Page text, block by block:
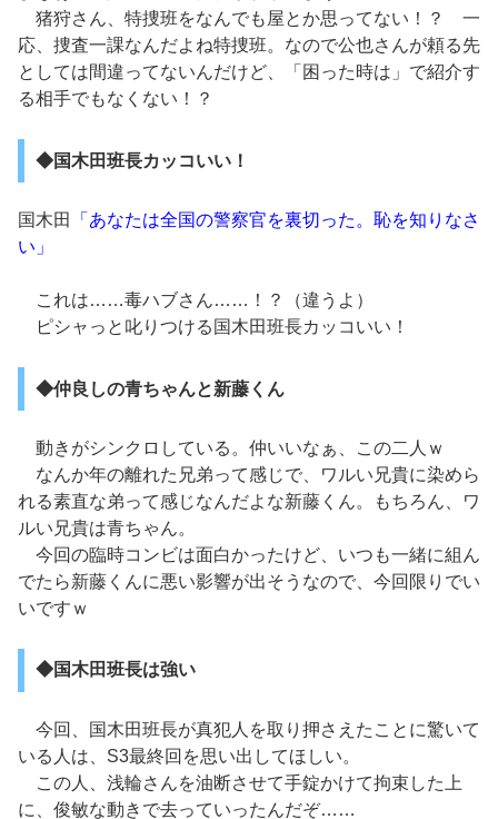
猪狩さん、特捜班をなんでも屋とか思ってない！？ 一
応、捜査一課なんだよね特捜班。なので公也さんが頼る先
としては間違ってないんだけど、「困った時は」で紹介す
る相手でもなくない！？
◆国木田班長カッコいい！
国木田
「あなたは全国の警察官を裏切った。恥を知りなさ
い」
これは……毒ハブさん……！？（違うよ）
ピシャっと叱りつける国木田班長カッコいい！
◆仲良しの青ちゃんと新藤くん
動きがシンクロしている。仲いいなぁ、この二人ｗ
なんか年の離れた兄弟って感じで、ワルい兄貴に染めら
れる素直な弟って感じなんだよな新藤くん。もちろん、ワ
ルい兄貴は青ちゃん。
今回の臨時コンビは面白かったけど、いつも一緒に組ん
でたら新藤くんに悪い影響が出そうなので、今回限りでい
いですｗ
◆国木田班長は強い
今回、国木田班長が真犯人を取り押さえたことに驚いて
いる人は、S3最終回を思い出してほしい。
この人、浅輪さんを油断させて手錠かけて拘束した上
に、俊敏な動きで去っていったんだぞ……